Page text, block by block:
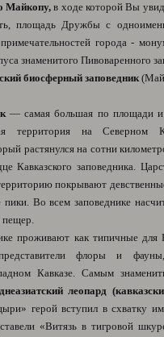
Майкопу,в ходе которой Вы
площадь Дружбы с
города -
знаменитого Пивоваренного
биосферный заповедник
— самая большая по площади и
территория на Северном
растянулся на сотни
Кавказского заповедника.
покрывают
пики. Во всем заповеднике
пещер.
проживают как типичные для
флоры и фауны,
Кавказе. Самым
леопард
герой вступил в схватку
«Витязь в тигровой